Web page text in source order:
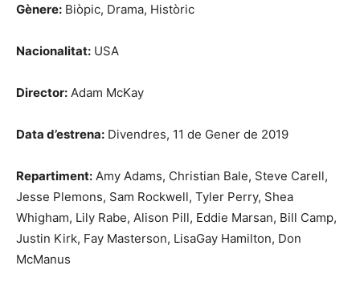
Gènere: Biòpic, Drama, Històric
Nacionalitat: USA
Director: Adam McKay
Data d’estrena: Divendres, 11 de Gener de 2019
Repartiment: Amy Adams, Christian Bale, Steve Carell,
Jesse Plemons, Sam Rockwell, Tyler Perry, Shea
Whigham, Lily Rabe, Alison Pill, Eddie Marsan, Bill Camp,
Justin Kirk, Fay Masterson, LisaGay Hamilton, Don
McManus